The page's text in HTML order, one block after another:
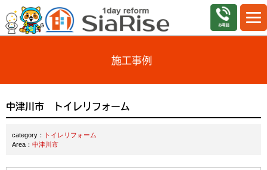
施工事例
中津川市 トイレリフォーム
category：
トイレリフォーム
Area： 中津川市